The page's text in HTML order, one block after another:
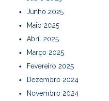
Junho 2025
Maio 2025
Abril 2025
Março 2025
Fevereiro 2025
Dezembro 2024
Novembro 2024